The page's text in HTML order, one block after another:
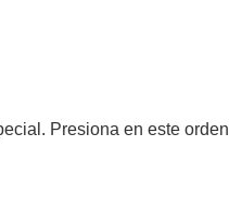
Presiona en este